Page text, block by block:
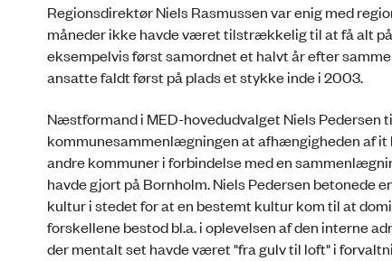
Regionsdirektør Niels Rasmussen var enig med
måneder ikke havde været tilstrækkelig til at få alt
eksempelvis først samordnet et halvt år efter
ansatte faldt først på plads et stykke inde i 2003.
Næstformand i MED-hovedudvalget Niels
kommunesammenlægningen at afhængigheden af it
andre kommuner i forbindelse med en
havde gjort på Bornholm. Niels Pedersen
kultur i stedet for at en bestemt kultur kom til at
forskellene bestod bl.a. i oplevelsen af den interne
der mentalt set havde været "fra gulv til loft" i